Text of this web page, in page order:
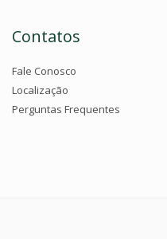
Contatos
Fale Conosco
Localização
Perguntas Frequentes